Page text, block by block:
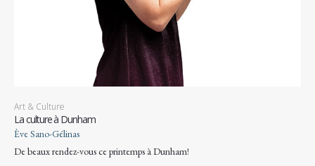
Art & Culture
La culture à Dunham
Ève Sano-Gélinas
De beaux rendez-vous ce printemps à Dunham!